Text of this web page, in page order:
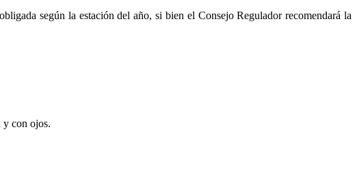
según la estación del año, si bien el Consejo Regulador recomendará la
y con ojos.